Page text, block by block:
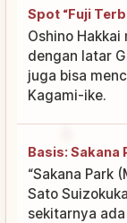
Spot “Fuji
Oshino
dengan latar
juga bisa
Kagami-ike.
Basis: Sakana
“Sakana Park
Sato
sekitarnya